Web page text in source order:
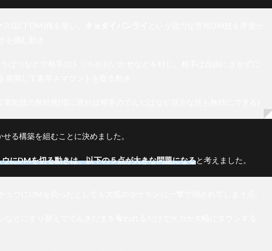
る構築を組むことに決めました。
にDMを切る動きは、以下の５点が大きな問題になると考えました。